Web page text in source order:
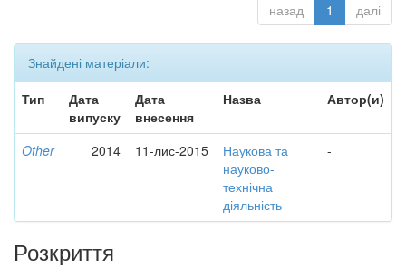
назад 1 далі
Знайдені матеріали:
Тип
Дата
випуску
Дата
внесення
Назва Автор(и)
Other 2014 11-лис-2015
Наукова та
науково-
технічна
діяльність
-
Розкриття